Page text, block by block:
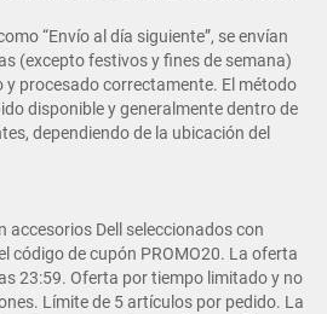
“Envío al día siguiente”, se envían
(excepto festivos y fines de semana)
y procesado correctamente. El método
disponible y generalmente dentro de
dependiendo de la ubicación del
accesorios Dell seleccionados con
código de cupón PROMO20. La oferta
23:59. Oferta por tiempo limitado y no
Límite de 5 artículos por pedido. La